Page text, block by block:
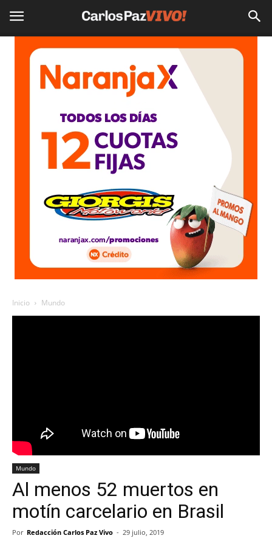
Inicio Mundo
Mundo
Al menos 52 muertos en
motín carcelario en Brasil
Por Redacción Carlos Paz Vivo - 29 julio, 2019